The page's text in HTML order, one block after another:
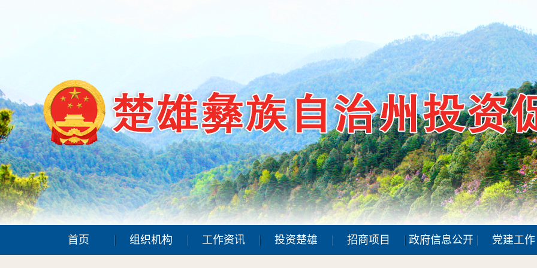
首页 组织机构 工作资讯 投资楚雄 招商项目 政府信息公开 党建工作